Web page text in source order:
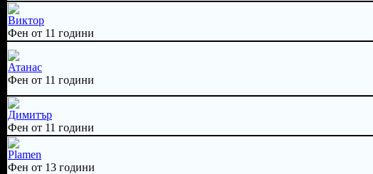
Виктор
Фен от 11 години
Атанас
Фен от 11 години
Димитър
Фен от 11 години
Plamen
Фен от 13 години